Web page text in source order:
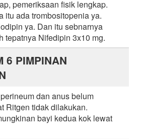
pemeriksaan fisik lengkap.
itu ada trombositopenia ya.
ya. Dan itu sebnarnya
tepatnya Nifedipin 3x10 mg.
6 PIMPINAN
dan anus belum
Ritgen tidak dilakukan.
bayi kedua kok lewat